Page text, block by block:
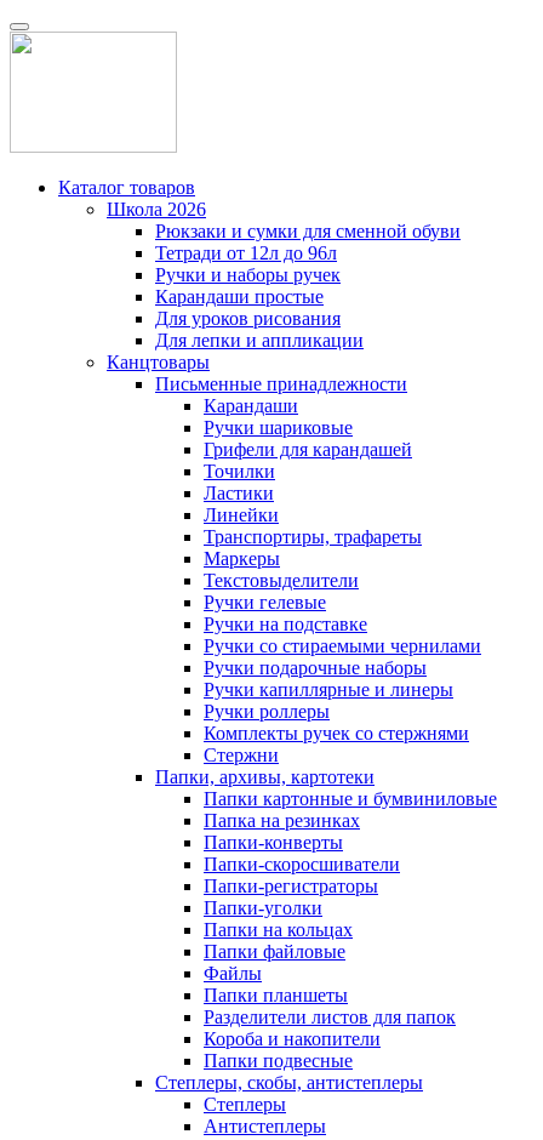
Каталог товаров
Школа 2026
Рюкзаки и сумки для сменной обуви
Тетради от 12л до 96л
Ручки и наборы ручек
Карандаши простые
Для уроков рисования
Для лепки и аппликации
Канцтовары
Письменные принадлежности
Карандаши
Ручки шариковые
Грифели для карандашей
Точилки
Ластики
Линейки
Транспортиры, трафареты
Маркеры
Текстовыделители
Ручки гелевые
Ручки на подставке
Ручки со стираемыми чернилами
Ручки подарочные наборы
Ручки капиллярные и линеры
Ручки роллеры
Комплекты ручек со стержнями
Стержни
Папки, архивы, картотеки
Папки картонные и бумвиниловые
Папка на резинках
Папки-конверты
Папки-скоросшиватели
Папки-регистраторы
Папки-уголки
Папки на кольцах
Папки файловые
Файлы
Папки планшеты
Разделители листов для папок
Короба и накопители
Папки подвесные
Степлеры, скобы, антистеплеры
Степлеры
Антистеплеры